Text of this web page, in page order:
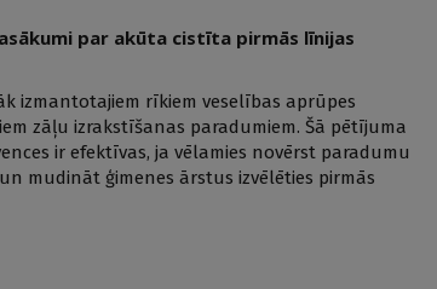
par akūta cistīta pirmās līnijas
izmantotajiem rīkiem veselības aprūpes
zāļu izrakstīšanas paradumiem. Šā pētījuma
ir efektīvas, ja vēlamies novērst paradumu
mudināt ģimenes ārstus izvēlēties pirmās